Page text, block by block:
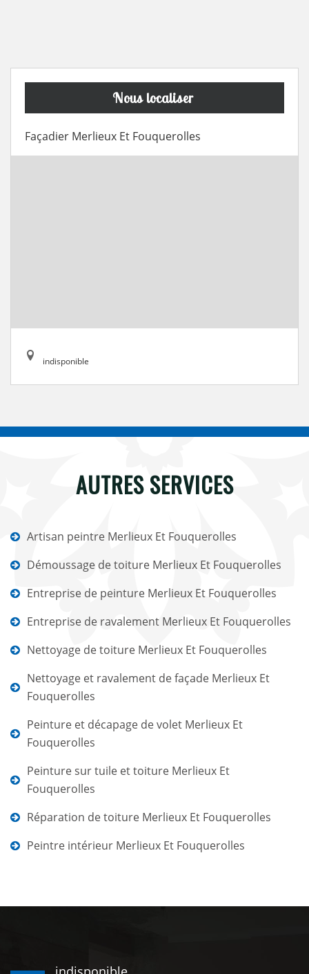
Nous localiser
Façadier Merlieux Et Fouquerolles
indisponible
AUTRES SERVICES
Artisan peintre Merlieux Et Fouquerolles
Démoussage de toiture Merlieux Et Fouquerolles
Entreprise de peinture Merlieux Et Fouquerolles
Entreprise de ravalement Merlieux Et Fouquerolles
Nettoyage de toiture Merlieux Et Fouquerolles
Nettoyage et ravalement de façade Merlieux Et
Fouquerolles
Peinture et décapage de volet Merlieux Et
Fouquerolles
Peinture sur tuile et toiture Merlieux Et
Fouquerolles
Réparation de toiture Merlieux Et Fouquerolles
Peintre intérieur Merlieux Et Fouquerolles